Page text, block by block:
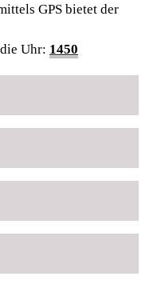
GPS bietet der
Uhr: 1450